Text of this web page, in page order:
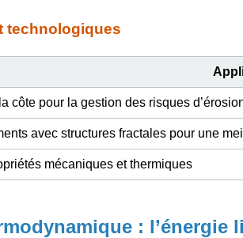
technologiques
côte pour la gestion des risques
avec structures fractales pour une
mécaniques et thermiques
: l’énergie